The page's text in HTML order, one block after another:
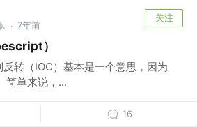
· 7年前
关注
）
转（IOC）基本是一个意思，因为
简单来说，...
16